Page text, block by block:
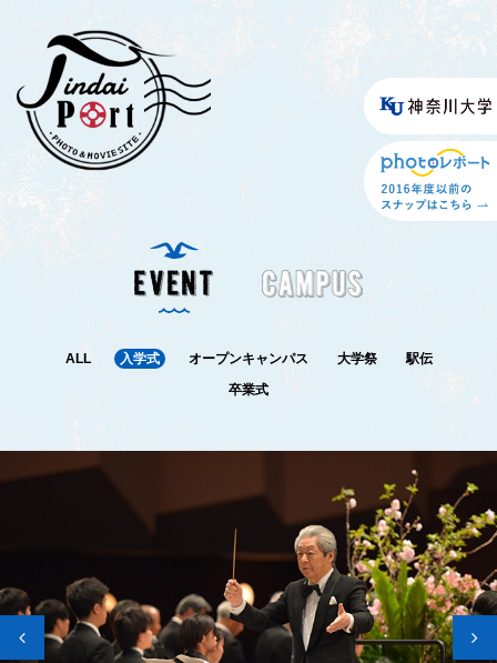
ALL 入学式 オープンキャンパス 大学祭
駅伝
卒業式